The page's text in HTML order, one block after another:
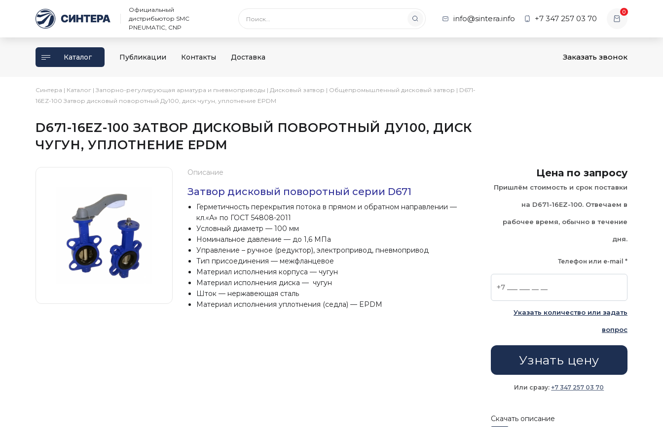
Официальный
дистрибьютор SMC
PNEUMATIC, CNP
info@sintera.info +7 347 257 03 70
0
Каталог Публикации Контакты Доставка Заказать звонок
Синтера | Каталог | Запорно-регулирующая арматура и пневмоприводы | Дисковый затвор | Общепромышленный дисковый затвор | D671-
16EZ-100 Затвор дисковый поворотный Ду100, диск чугун, уплотнение EPDM
D671-16EZ-100 ЗАТВОР ДИСКОВЫЙ ПОВОРОТНЫЙ ДУ100, ДИСК
ЧУГУН, УПЛОТНЕНИЕ EPDM
Описание
Затвор дисковый поворотный серии D671
Герметичность перекрытия потока в прямом и обратном направлении —
кл.«А» по ГОСТ 54808-2011
Условный диаметр — 100 мм
Номинальное давление — до 1,6 МПа
Управление – ручное (редуктор), электропривод, пневмопривод
Тип присоединения — межфланцевое
Материал исполнения корпуса — чугун
Материал исполнения диска — чугун
Шток — нержавеющая сталь
Материал исполнения уплотнения (седла) — EPDM
Цена по запросу
Пришлём стоимость и срок поставки
на D671-16EZ-100. Отвечаем в
рабочее время, обычно в течение
дня.
Телефон или e-mail *
Указать количество или задать
вопрос
Узнать цену
Или сразу: +7 347 257 03 70
Скачать описание